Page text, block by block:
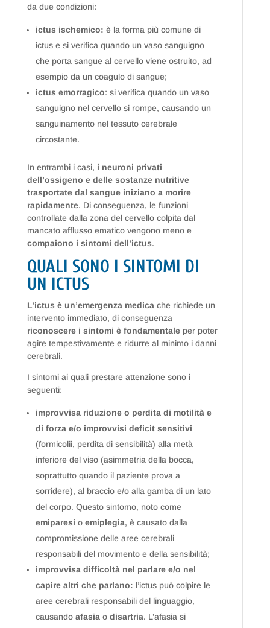
da due condizioni:
ictus ischemico: è la forma più comune di
ictus e si verifica quando un vaso sanguigno
che porta sangue al cervello viene ostruito, ad
esempio da un coagulo di sangue;
ictus emorragico: si verifica quando un vaso
sanguigno nel cervello si rompe, causando un
sanguinamento nel tessuto cerebrale
circostante.
In entrambi i casi, i neuroni privati
dell’ossigeno e delle sostanze nutritive
trasportate dal sangue iniziano a morire
rapidamente. Di conseguenza, le funzioni
controllate dalla zona del cervello colpita dal
mancato afflusso ematico vengono meno e
compaiono i sintomi dell’ictus.
QUALI SONO I SINTOMI DI
UN ICTUS
L’ictus è un’emergenza medica che richiede un
intervento immediato, di conseguenza
riconoscere i sintomi è fondamentale per poter
agire tempestivamente e ridurre al minimo i danni
cerebrali.
I sintomi ai quali prestare attenzione sono i
seguenti:
improvvisa riduzione o perdita di motilità e
di forza e/o improvvisi deficit sensitivi
(formicolii, perdita di sensibilità) alla metà
inferiore del viso (asimmetria della bocca,
soprattutto quando il paziente prova a
sorridere), al braccio e/o alla gamba di un lato
del corpo. Questo sintomo, noto come
emiparesi o emiplegia, è causato dalla
compromissione delle aree cerebrali
responsabili del movimento e della sensibilità;
improvvisa difficoltà nel parlare e/o nel
capire altri che parlano: l’ictus può colpire le
aree cerebrali responsabili del linguaggio,
causando afasiao disartria. L’afasia si